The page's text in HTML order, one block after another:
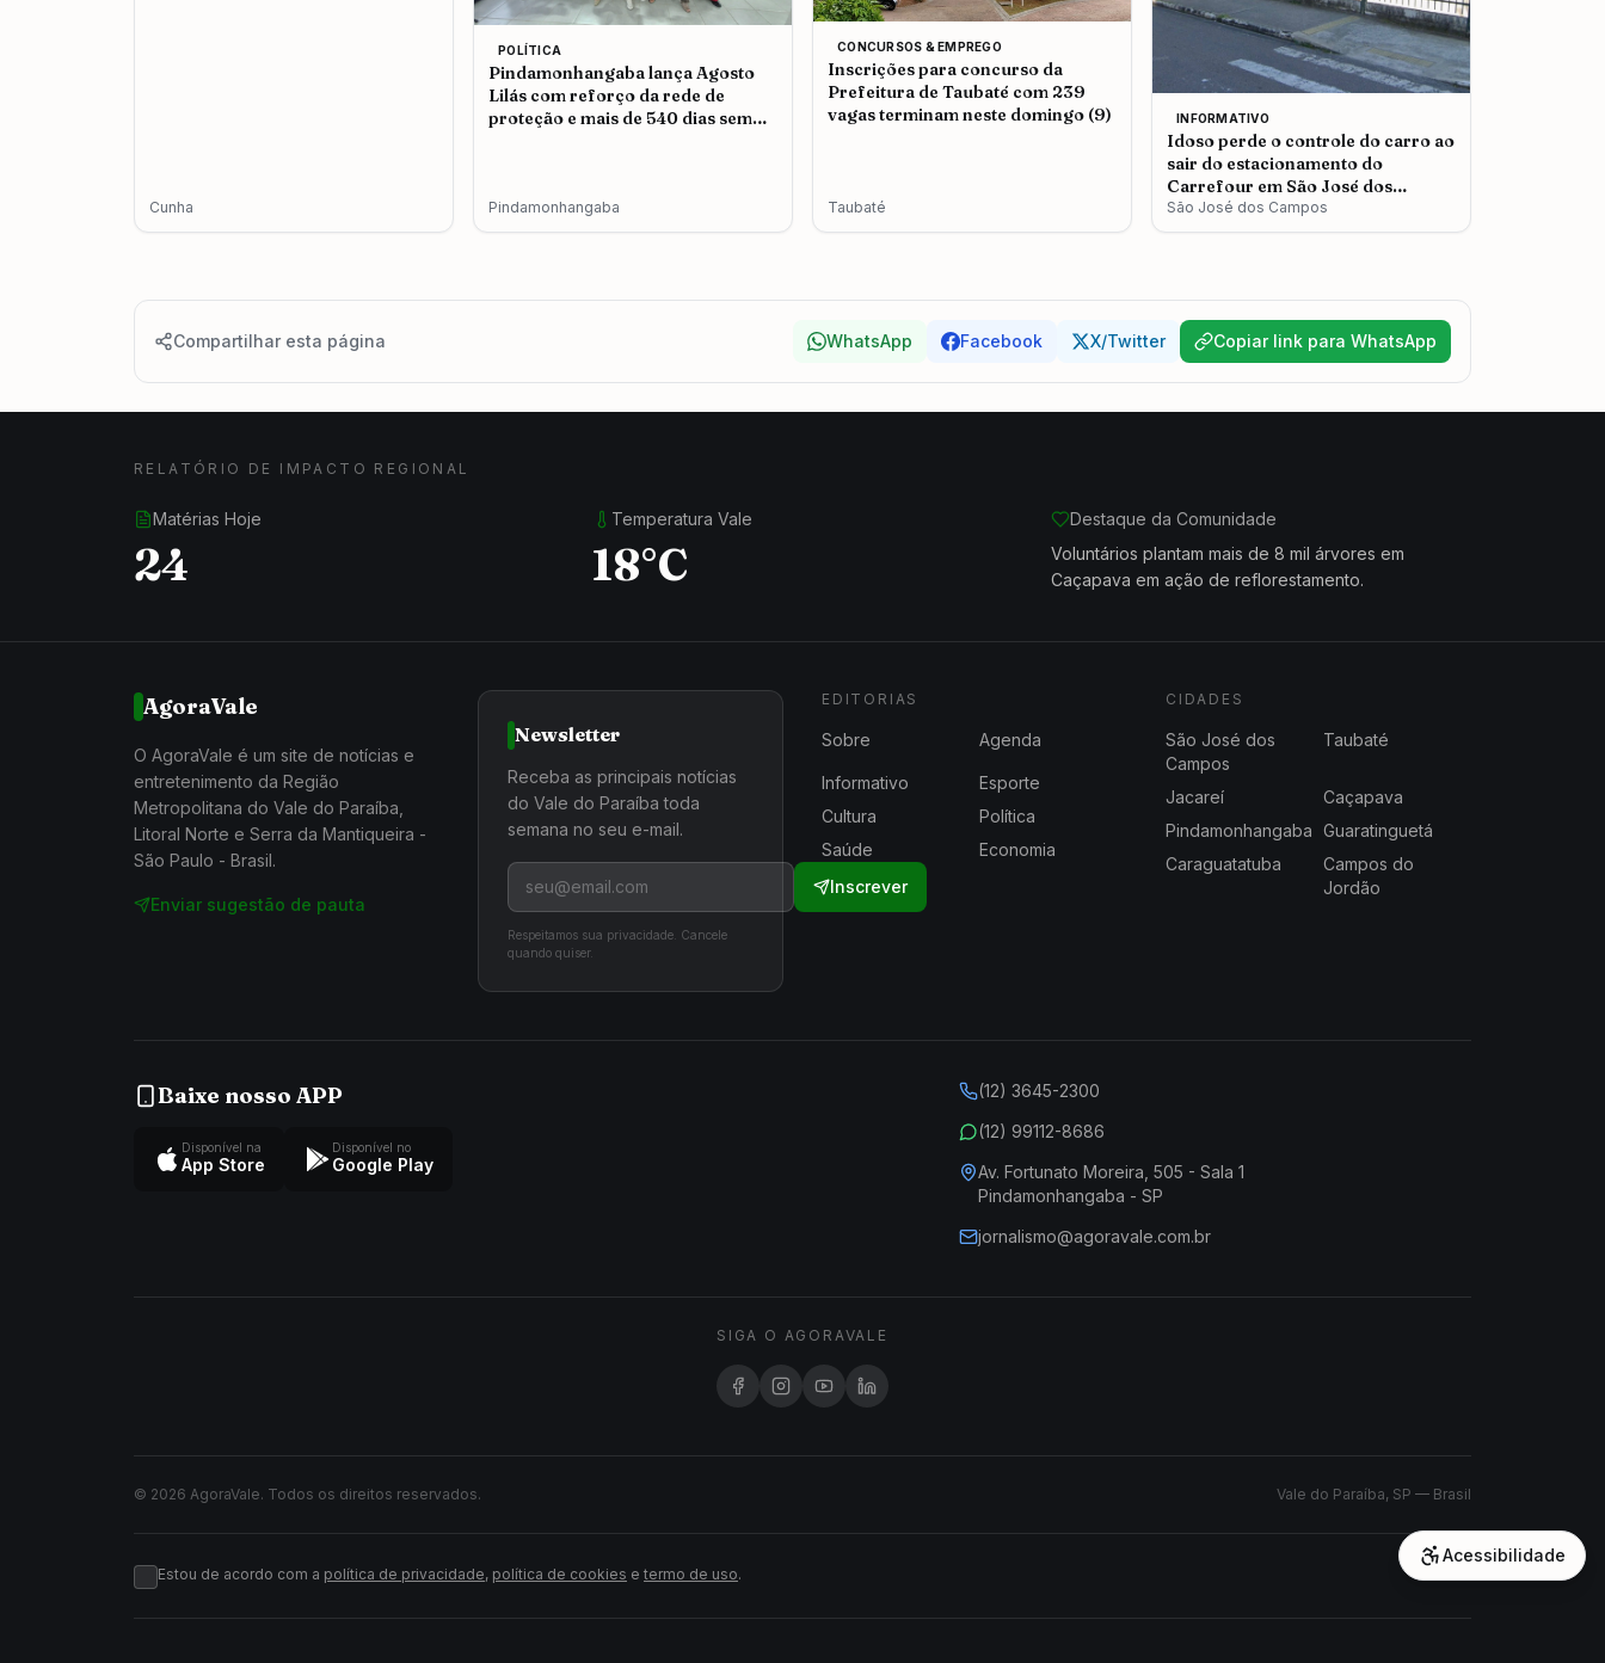
Cunha
POLÍTICA
Pindamonhangaba lança Agosto
Lilás com reforço da rede de
proteção e mais de 540 dias sem
Pindamonhangaba
CONCURSOS & EMPREGO
Inscrições para concurso da
Prefeitura de Taubaté com 239
vagas terminam neste domingo (9)
Taubaté
INFORMATIVO
Idoso perde o controle do carro ao
sair do estacionamento do
Carrefour em São José dos
Campos
São José dos Campos
Compartilhar esta página WhatsApp Facebook X/Twitter Copiar link para WhatsApp
RELATÓRIO DE IMPACTO REGIONAL
Matérias Hoje
24
Temperatura Vale
18°C
Destaque da Comunidade
Voluntários plantam mais de 8 mil árvores em
Caçapava em ação de reflorestamento.
AgoraVale
O AgoraVale é um site de notícias e
entretenimento da Região
Metropolitana do Vale do Paraíba,
Litoral Norte e Serra da Mantiqueira -
São Paulo - Brasil.
Enviar sugestão de pauta
Newsletter
Receba as principais notícias
do Vale do Paraíba toda
semana no seu e-mail.
Inscrever
Respeitamos sua privacidade. Cancele
quando quiser.
EDITORIAS
Sobre Agenda
Informativo
Esporte
Cultura
Política
Saúde
Economia
CIDADES
São José dos
Campos
Taubaté
Jacareí
Caçapava
Pindamonhangaba Guaratinguetá
Caraguatatuba
Campos do
Jordão
Baixe nosso APP
Disponível na
App Store
Disponível no
Google Play
(12) 3645-2300
(12) 99112-8686
Av. Fortunato Moreira, 505 - Sala 1
Pindamonhangaba - SP
jornalismo@agoravale.com.br
SIGA O AGORAVALE
© 2026 AgoraVale. Todos os direitos reservados. Vale do Paraíba, SP — Brasil
Estou de acordo com a política de privacidade, política de cookies e termo de uso.
Acessibilidade